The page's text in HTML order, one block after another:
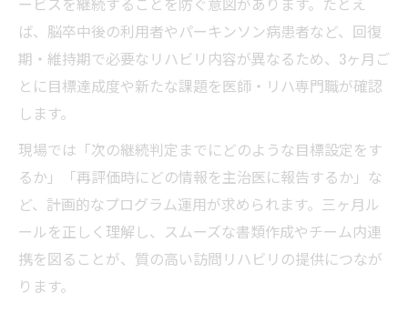
訪問リハビリ特有の移動負担と対策法
一人対応時のリスク管理と安全確保術
しんどさ軽減に役立つ現場アイデア集
訪問リハで給料が高い理由に迫る
訪問リハビリの給料が高い背景を解説
介護報酬制度と給与水準の関係を探る
個別対応が訪問リハビリ給料に与える影響
訪問リハビリ職種ごとの待遇比較ポイント
ば、脳卒中後の利用者やパーキンソン病患者など、回復
期・維持期で必要なリハビリ内容が異なるため、3ヶ月ご
とに目標達成度や新たな課題を医師・リハ専門職が確認
します。
現場では「次の継続判定までにどのような目標設定をす
るか」「再評価時にどの情報を主治医に報告するか」な
ど、計画的なプログラム運用が求められます。三ヶ月ル
ールを正しく理解し、スムーズな書類作成やチーム内連
携を図ることが、質の高い訪問リハビリの提供につなが
ります。